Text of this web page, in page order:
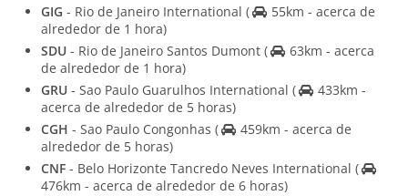
GIG - Rio de Janeiro International (
55km - acerca de
alrededor de 1 hora)
SDU - Rio de Janeiro Santos Dumont (
63km - acerca
de alrededor de 1 hora)
GRU - Sao Paulo Guarulhos International (
433km -
acerca de alrededor de 5 horas)
CGH - Sao Paulo Congonhas (
459km - acerca de
alrededor de 5 horas)
CNF - Belo Horizonte Tancredo Neves International (
476km - acerca de alrededor de 6 horas)